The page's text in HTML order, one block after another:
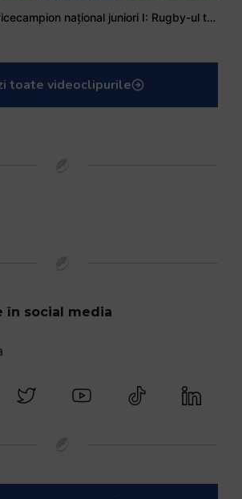
Mohamed Salhi, vicecampion național juniori I: Rugby-ul te învață să accepți și înfrângerile
toate videoclipurile
în social media